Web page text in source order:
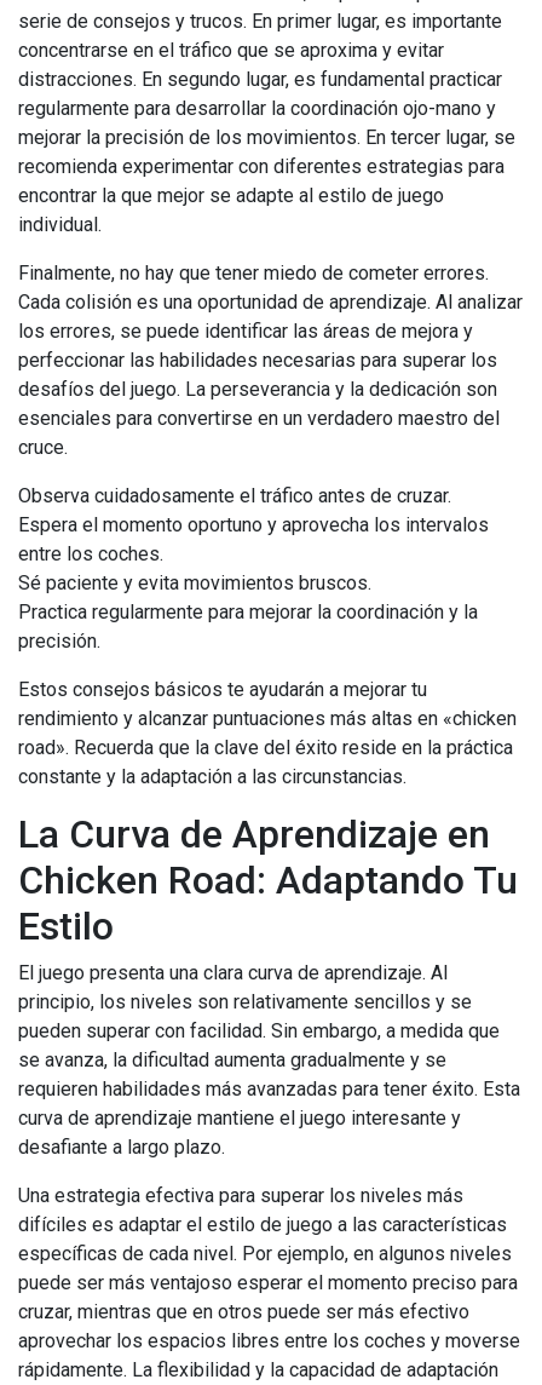
serie de consejos y trucos. En primer lugar, es importante
concentrarse en el tráfico que se aproxima y evitar
distracciones. En segundo lugar, es fundamental practicar
regularmente para desarrollar la coordinación ojo-mano y
mejorar la precisión de los movimientos. En tercer lugar, se
recomienda experimentar con diferentes estrategias para
encontrar la que mejor se adapte al estilo de juego
individual.
Finalmente, no hay que tener miedo de cometer errores.
Cada colisión es una oportunidad de aprendizaje. Al analizar
los errores, se puede identificar las áreas de mejora y
perfeccionar las habilidades necesarias para superar los
desafíos del juego. La perseverancia y la dedicación son
esenciales para convertirse en un verdadero maestro del
cruce.
Observa cuidadosamente el tráfico antes de cruzar.
Espera el momento oportuno y aprovecha los intervalos
entre los coches.
Sé paciente y evita movimientos bruscos.
Practica regularmente para mejorar la coordinación y la
precisión.
Estos consejos básicos te ayudarán a mejorar tu
rendimiento y alcanzar puntuaciones más altas en «chicken
road». Recuerda que la clave del éxito reside en la práctica
constante y la adaptación a las circunstancias.
La Curva de Aprendizaje en
Chicken Road: Adaptando Tu
Estilo
El juego presenta una clara curva de aprendizaje. Al
principio, los niveles son relativamente sencillos y se
pueden superar con facilidad. Sin embargo, a medida que
se avanza, la dificultad aumenta gradualmente y se
requieren habilidades más avanzadas para tener éxito. Esta
curva de aprendizaje mantiene el juego interesante y
desafiante a largo plazo.
Una estrategia efectiva para superar los niveles más
difíciles es adaptar el estilo de juego a las características
específicas de cada nivel. Por ejemplo, en algunos niveles
puede ser más ventajoso esperar el momento preciso para
cruzar, mientras que en otros puede ser más efectivo
aprovechar los espacios libres entre los coches y moverse
rápidamente. La flexibilidad y la capacidad de adaptación